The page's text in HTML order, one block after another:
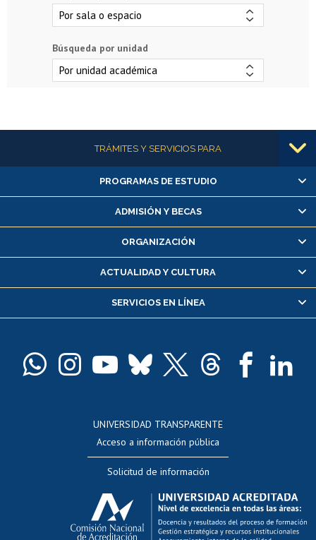
Búsqueda por unidad
Más informaciónTRÁMITES Y SERVICIOS PARA
Alumnas/os y exalumnas/os
Matrícula en línea
Inscripción y cambio de asignaturas
Consulta y certificado de notas
Servicio médico y dental
Pago de arancel y crédito alumnos
Docentes
Perfeccionamiento
Editar Portafolio Académico
Evaluación docente
Calificación académica
Postulación al AUCAI
PROGRAMAS DE ESTUDIO
ADMISIÓN Y BECAS
ORGANIZACIÓN
ACTUALIDAD Y CULTURA
SERVICIOS EN LÍNEA
UNIVERSIDAD TRANSPARENTE
Acceso a información pública
Solicitud de información